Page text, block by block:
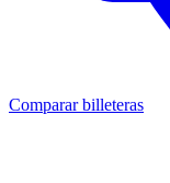
Comparar billeteras